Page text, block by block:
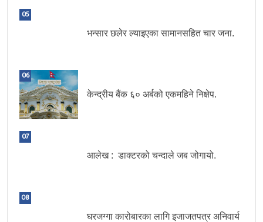
05
भन्सार छलेर ल्याइएका सामानसहित चार जना.
06
केन्द्रीय बैंक ६० अर्बको एकमहिने निक्षेप.
07
आलेख : डाक्टरको चन्दाले जब जोगायो.
08
घरजग्गा कारोबारका लागि इजाजतपत्र अनिवार्य